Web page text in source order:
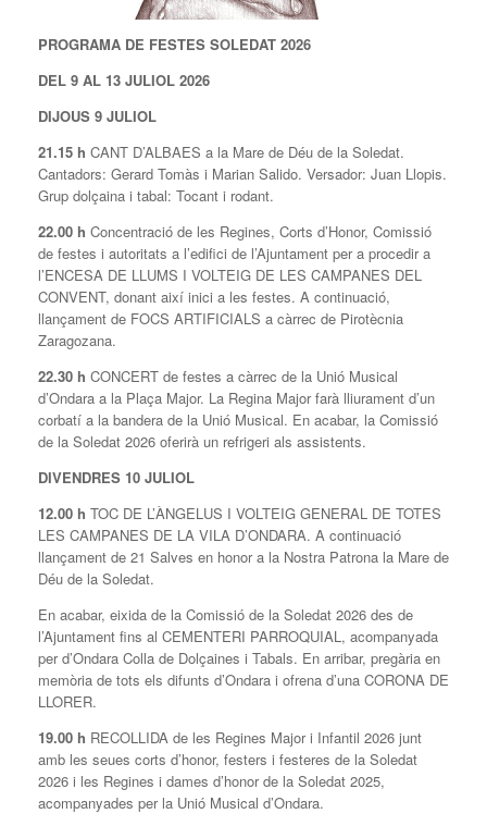
PROGRAMA DE FESTES SOLEDAT 2026
DEL 9 AL 13 JULIOL 2026
DIJOUS 9 JULIOL
21.15 h CANT D’ALBAES a la Mare de Déu de la Soledat.
Cantadors: Gerard Tomàs i Marian Salido. Versador: Juan Llopis.
Grup dolçaina i tabal: Tocant i rodant.
22.00 h Concentració de les Regines, Corts d’Honor, Comissió
de festes i autoritats a l’edifici de l’Ajuntament per a procedir a
l’ENCESA DE LLUMS I VOLTEIG DE LES CAMPANES DEL
CONVENT, donant així inici a les festes. A continuació,
llançament de FOCS ARTIFICIALS a càrrec de Pirotècnia
Zaragozana.
22.30 h CONCERT de festes a càrrec de la Unió Musical
d’Ondara a la Plaça Major. La Regina Major farà lliurament d’un
corbatí a la bandera de la Unió Musical. En acabar, la Comissió
de la Soledat 2026 oferirà un refrigeri als assistents.
DIVENDRES 10 JULIOL
12.00 h TOC DE L’ÀNGELUS I VOLTEIG GENERAL DE TOTES
LES CAMPANES DE LA VILA D’ONDARA. A continuació
llançament de 21 Salves en honor a la Nostra Patrona la Mare de
Déu de la Soledat.
En acabar, eixida de la Comissió de la Soledat 2026 des de
l’Ajuntament fins al CEMENTERI PARROQUIAL, acompanyada
per d’Ondara Colla de Dolçaines i Tabals. En arribar, pregària en
memòria de tots els difunts d’Ondara i ofrena d’una CORONA DE
LLORER.
19.00 h RECOLLIDA de les Regines Major i Infantil 2026 junt
amb les seues corts d’honor, festers i festeres de la Soledat
2026 i les Regines i dames d’honor de la Soledat 2025,
acompanyades per la Unió Musical d’Ondara.